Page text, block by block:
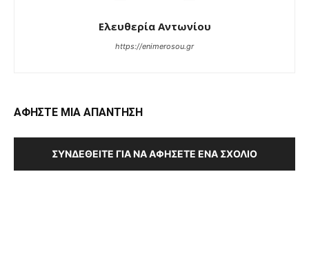
Ελευθερία Αντωνίου
https://enimerosou.gr
ΑΦΗΣΤΕ ΜΙΑ ΑΠΑΝΤΗΣΗ
ΣΥΝΔΕΘΕΊΤΕ ΓΙΑ ΝΑ ΑΦΉΣΕΤΕ ΈΝΑ ΣΧΌΛΙΟ